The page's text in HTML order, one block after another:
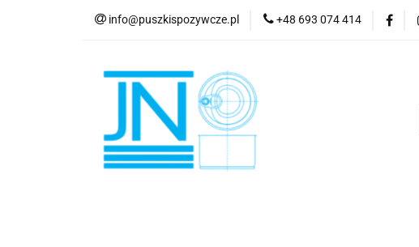
info@puszkispozywcze.pl +48 693 074 414
Puszki spożywcze
O nas